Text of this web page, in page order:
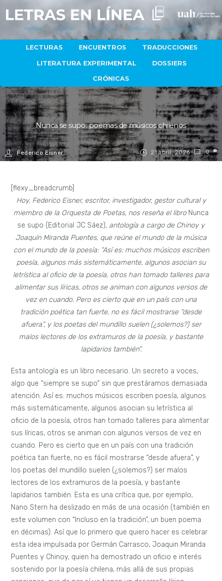
Portada Autores Artículos Contacto Quiénes Somos
LECTURAS ENCUENTROS TRADUCCIONES
LITERATURA EXPERIMENTAL DOSSIERS
CRÓNICAS
21 abril, 2026
Nunca se supo: poemas de músicos chilenos
Federico Eisner 0
[flexy_breadcrumb]
Hoy, Federico Eisner, escritor, investigador, gestor cultural y
miembro de la Orquesta de Poetas, nos reseña el libroNunca
se supo (Editorial JC Sáez), antología a cargo de Chinoy y
Joaquín Miranda Puentes, que reúne el mundo de la música
con el mundo de la poesía: “Así es: muchos músicos escriben
poesía, algunos más sistemáticamente, algunos asocian su
letrística al oficio de la poesía, otros han tomado talleres para
alimentar sus líricas, otros se animan con algunos versos de
vez en cuando. Pero es cierto que en un país con una
tradición poética tan fuerte, no es fácil mostrarse “desde
afuera”, y los poetas del mundillo suelen (¿solemos?) ser
malos lectores de los extramuros de la poesía, y bastante
lapidarios también”.
Esta antología es un libro necesario. Un secreto a voces,
algo que “siempre se supo” sin que prestáramos demasiada
atención. Así es: muchos músicos escriben poesía, algunos
más sistemáticamente, algunos asocian su letrística al
oficio de la poesía, otros han tomado talleres para alimentar
sus líricas, otros se animan con algunos versos de vez en
cuando. Pero es cierto que en un país con una tradición
poética tan fuerte, no es fácil mostrarse “desde afuera”, y
los poetas del mundillo suelen (¿solemos?) ser malos
lectores de los extramuros de la poesía, y bastante
lapidarios también. Esta es una crítica que, por ejemplo,
Nano Stern ha deslizado en más de una ocasión (también en
este volumen con “Incluso en la tradición”, un buen poema
en décimas). Así que lo primero que quiero hacer es celebrar
esta idea impulsada por Germán Carrasco, Joaquin Miranda
Puentes y Chinoy, quien ha demostrado un oficio e interés
sostenido por la poesía chilena, más allá de sus propias